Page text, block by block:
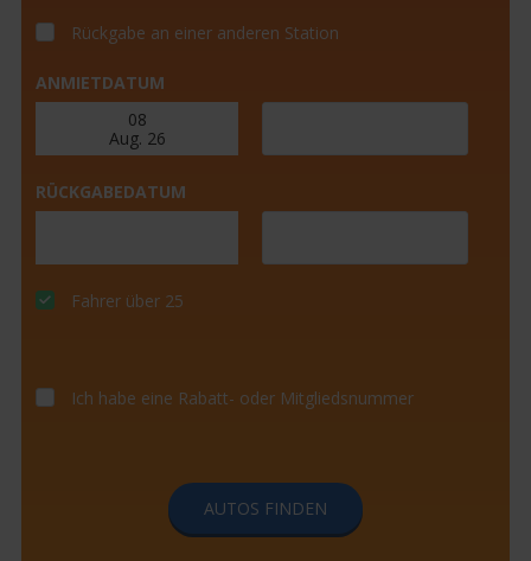
Rückgabe an einer anderen Station
ANMIETDATUM
RÜCKGABEDATUM
Fahrer über 25
Ich habe eine Rabatt- oder Mitgliedsnummer
AUTOS FINDEN